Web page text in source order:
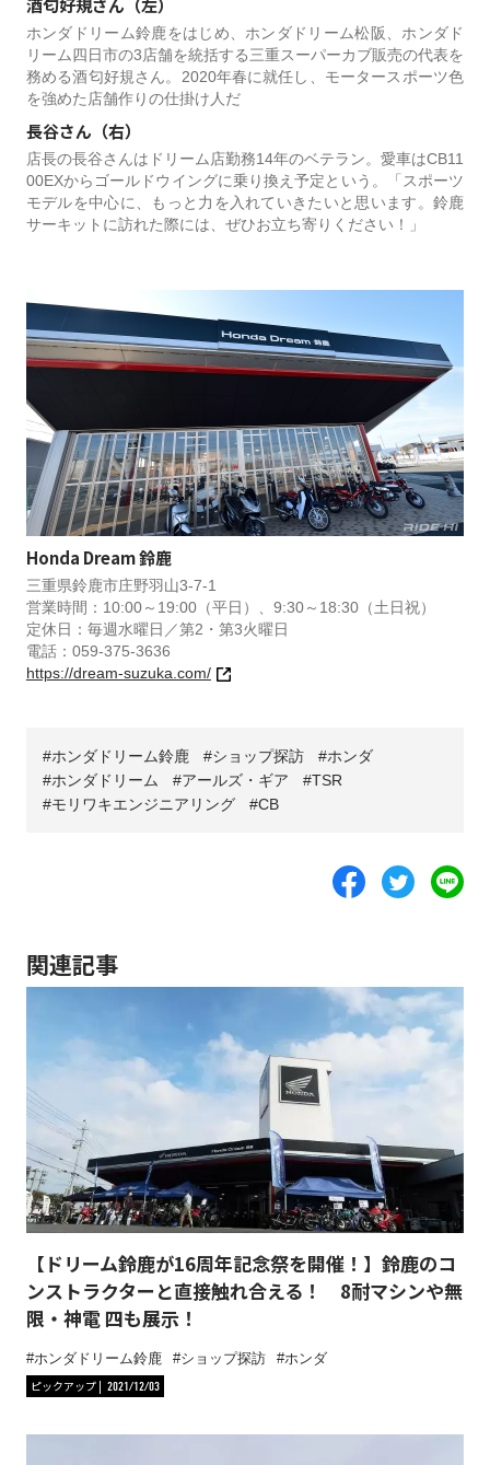
酒匂好規さん（左）
ホンダドリーム鈴鹿をはじめ、ホンダドリーム松阪、ホンダド
リーム四日市の3店舗を統括する三重スーパーカブ販売の代表を
務める酒匂好規さん。2020年春に就任し、モータースポーツ色
を強めた店舗作りの仕掛け人だ
長谷さん（右）
店長の長谷さんはドリーム店勤務14年のベテラン。愛車はCB11
00EXからゴールドウイングに乗り換え予定という。「スポーツ
モデルを中心に、もっと力を入れていきたいと思います。鈴鹿
サーキットに訪れた際には、ぜひお立ち寄りください！」
Honda Dream 鈴鹿
三重県鈴鹿市庄野羽山3-7-1
営業時間：10:00～19:00（平日）、9:30～18:30（土日祝）
定休日：毎週水曜日／第2・第3火曜日
電話：059-375-3636
https://dream-suzuka.com/
ホンダドリーム鈴鹿 ショップ探訪
ホンダ
ホンダドリーム
アールズ・ギア
TSR
モリワキエンジニアリング
CB
関連記事
【ドリーム鈴鹿が16周年記念祭を開催！】鈴鹿のコ
ンストラクターと直接触れ合える！ 8耐マシンや無
限・神電 四も展示！
ホンダドリーム鈴鹿 ショップ探訪
ホンダ
ピックアップ
2021/12/03